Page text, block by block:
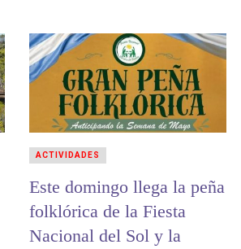
Este domingo llega la peña
folklórica de la Fiesta
Nacional del Sol y la
ACTIVIDADES